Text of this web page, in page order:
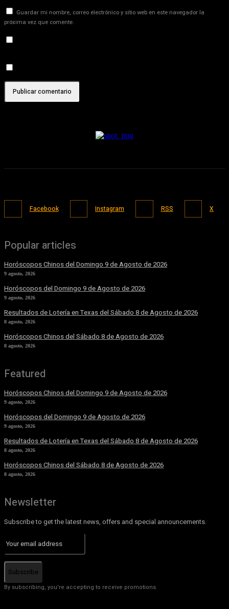
Guardar mi nombre, correo electrónico y sitio web en este navegador la
próxima vez que comente.
Facebook Instagram RSS X
Popular articles
Horóscopos Chinos del Domingo 9 de Agosto de 2026
9 agosto, 2026
Horóscopos del Domingo 9 de Agosto de 2026
9 agosto, 2026
Resultados de Lotería en Texas del Sábado 8 de Agosto de 2026
8 agosto, 2026
Horóscopos Chinos del Sábado 8 de Agosto de 2026
8 agosto, 2026
Featured
Horóscopos Chinos del Domingo 9 de Agosto de 2026
9 agosto, 2026
Horóscopos del Domingo 9 de Agosto de 2026
9 agosto, 2026
Resultados de Lotería en Texas del Sábado 8 de Agosto de 2026
8 agosto, 2026
Horóscopos Chinos del Sábado 8 de Agosto de 2026
8 agosto, 2026
Newsletter
Subscribe to get the latest news, offers and special announcements.
Subscribe
By subscribing, you're accepting to receive promotions.